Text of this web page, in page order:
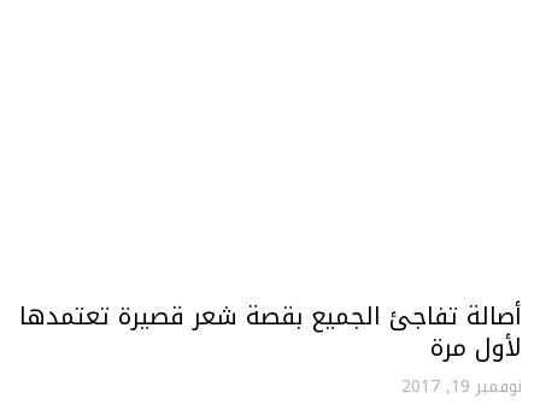
أصالة تفاجئ الجميع بقصة شعر قصيرة تعتمدها
لأول مرة
نوفمبر 19, 2017